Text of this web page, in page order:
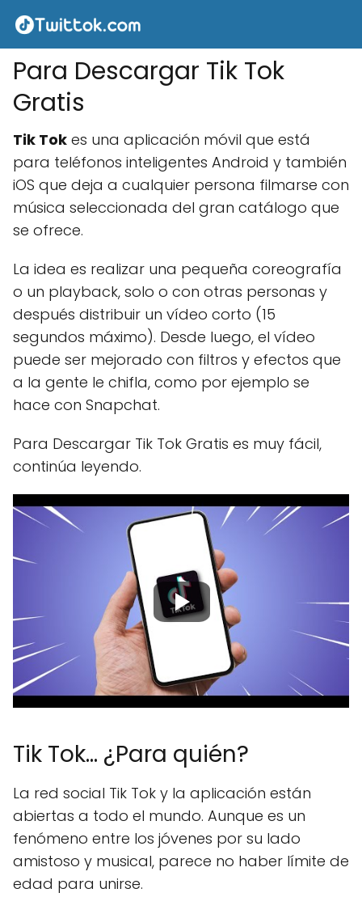
Para Descargar Tik Tok
Gratis
Tik Tok es una aplicación móvil que está
para teléfonos inteligentes Android y también
iOS que deja a cualquier persona filmarse con
música seleccionada del gran catálogo que
se ofrece.
La idea es realizar una pequeña coreografía
o un playback, solo o con otras personas y
después distribuir un vídeo corto (15
segundos máximo). Desde luego, el vídeo
puede ser mejorado con filtros y efectos que
a la gente le chifla, como por ejemplo se
hace con Snapchat.
Para Descargar Tik Tok Gratis es muy fácil,
continúa leyendo.
Tik Tok… ¿Para quién?
La red social Tik Tok y la aplicación están
abiertas a todo el mundo. Aunque es un
fenómeno entre los jóvenes por su lado
amistoso y musical, parece no haber límite de
edad para unirse.